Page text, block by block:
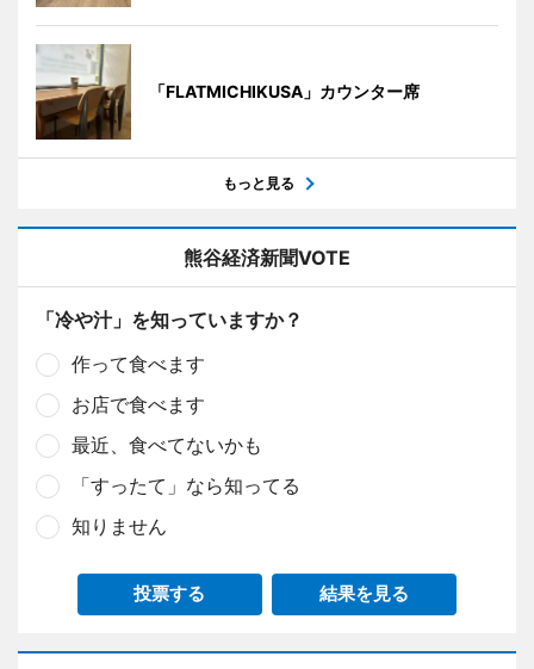
「FLATMICHIKUSA」カウンター席
もっと見る
熊谷経済新聞VOTE
「冷や汁」を知っていますか？
作って食べます
お店で食べます
最近、食べてないかも
「すったて」なら知ってる
知りません
投票する 結果を見る